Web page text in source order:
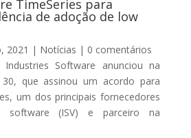
TimeSeries para
de adoção de low
2021 | Notícias | 0 comentários
Software anunciou na
que assinou um acordo para
um dos principais fornecedores
software (ISV) e parceiro na